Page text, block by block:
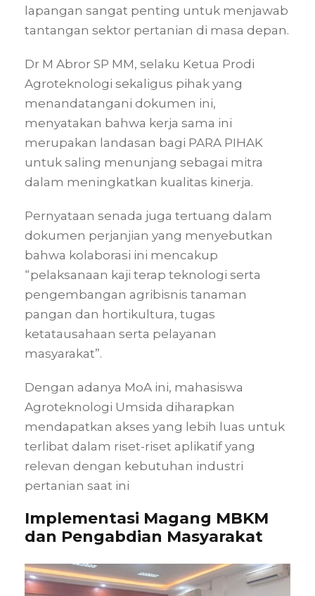
lapangan sangat penting untuk menjawab
tantangan sektor pertanian di masa depan.
Dr M Abror SP MM, selaku Ketua Prodi
Agroteknologi sekaligus pihak yang
menandatangani dokumen ini,
menyatakan bahwa kerja sama ini
merupakan landasan bagi PARA PIHAK
untuk saling menunjang sebagai mitra
dalam meningkatkan kualitas kinerja.
Pernyataan senada juga tertuang dalam
dokumen perjanjian yang menyebutkan
bahwa kolaborasi ini mencakup
“pelaksanaan kaji terap teknologi serta
pengembangan agribisnis tanaman
pangan dan hortikultura, tugas
ketatausahaan serta pelayanan
masyarakat”.
Dengan adanya MoA ini, mahasiswa
Agroteknologi Umsida diharapkan
mendapatkan akses yang lebih luas untuk
terlibat dalam riset-riset aplikatif yang
relevan dengan kebutuhan industri
pertanian saat ini
Implementasi Magang MBKM
dan Pengabdian Masyarakat